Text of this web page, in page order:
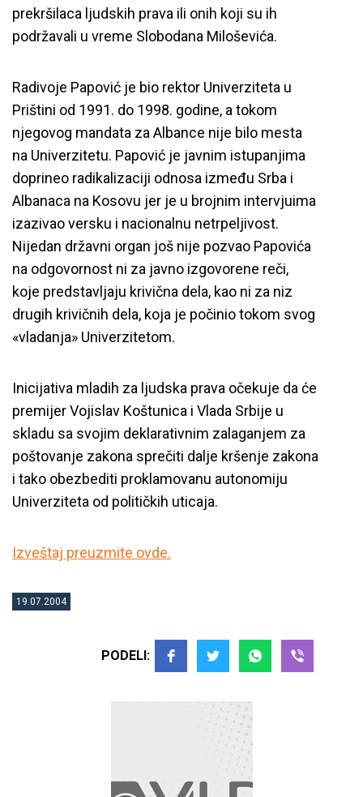
prekršilaca ljudskih prava ili onih koji su ih
podržavali u vreme Slobodana Miloševića.
Radivoje Papović je bio rektor Univerziteta u
Prištini od 1991. do 1998. godine, a tokom
njegovog mandata za Albance nije bilo mesta
na Univerzitetu. Papović je javnim istupanjima
doprineo radikalizaciji odnosa između Srba i
Albanaca na Kosovu jer je u brojnim intervjuima
izazivao versku i nacionalnu netrpeljivost.
Nijedan državni organ još nije pozvao Papovića
na odgovornost ni za javno izgovorene reči,
koje predstavljaju krivična dela, kao ni za niz
drugih krivičnih dela, koja je počinio tokom svog
«vladanja» Univerzitetom.
Inicijativa mladih za ljudska prava očekuje da će
premijer Vojislav Koštunica i Vlada Srbije u
skladu sa svojim deklarativnim zalaganjem za
poštovanje zakona sprečiti dalje kršenje zakona
i tako obezbediti proklamovanu autonomiju
Univerziteta od političkih uticaja.
Izveštaj preuzmite ovde.
19.07.2004
PODELI: